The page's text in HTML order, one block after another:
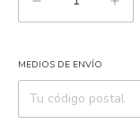
Entregas para el CP:
MEDIOS DE ENVÍO